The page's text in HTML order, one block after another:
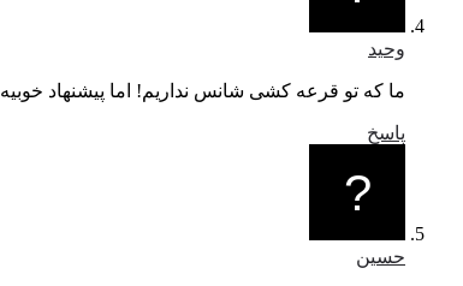
وحید
ما که تو قرعه کشی شانس نداریم! اما پیشنهاد خوبیه
پاسخ
حسین